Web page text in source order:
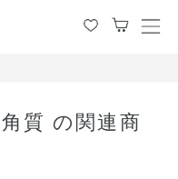
メ
質 の関連商